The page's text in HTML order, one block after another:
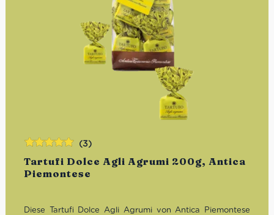
Tartufi Dolce Agli Agrumi 200g, Antica
Piemontese
(3)
Diese Tartufi Dolce Agli Agrumi von Antica Piemontese
mit5.00von
5